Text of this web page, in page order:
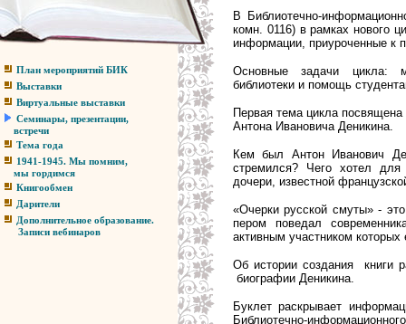
План мероприятий БИК
Выставки
Виртуальные выставки
Семинары, презентации,
встречи
Тема года
1941-1945. Мы помним,
мы гордимся
Книгообмен
Дарители
Дополнительное образование.
Записи вебинаров
В Библиотечно-
комн. 0116) в рамках нового
информации, приуроченные к
Основные задачи цикла:
библиотеки и помощь
Первая тема цикла посвящена
Антона Ивановича Деникина.
Кем был Антон Иванович
стремился? Чего хотел
дочери, известной
«Очерки русской смуты» -
пером поведал
активным участником
Об истории создания книги
биографии Деникина.
Буклет раскрывает
Библиотечно-